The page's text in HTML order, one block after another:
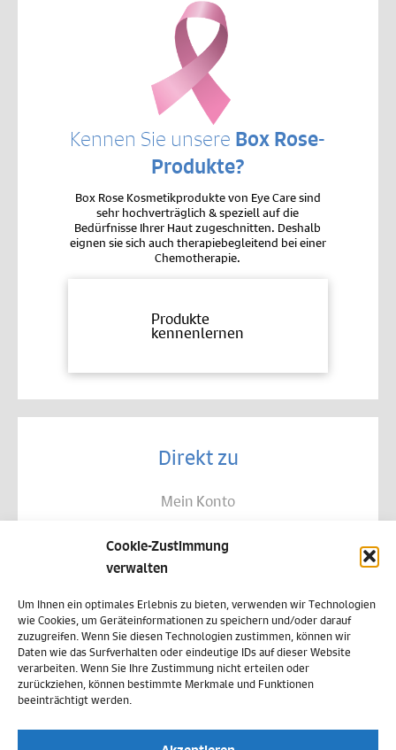
Cookie-Zustimmung
verwalten
Um Ihnen ein optimales Erlebnis zu bieten, verwenden wir Technologien
wie Cookies, um Geräteinformationen zu speichern und/oder darauf
zuzugreifen. Wenn Sie diesen Technologien zustimmen, können wir
Daten wie das Surfverhalten oder eindeutige IDs auf dieser Website
verarbeiten. Wenn Sie Ihre Zustimmung nicht erteilen oder
zurückziehen, können bestimmte Merkmale und Funktionen
beeinträchtigt werden.
Kennen Sie unsere Box Rose-
Produkte?
Box Rose Kosmetikprodukte von Eye Care sind
sehr hochverträglich & speziell auf die
Bedürfnisse Ihrer Haut zugeschnitten. Deshalb
eignen sie sich auch therapiebegleitend bei einer
Chemotherapie.
Produkte
kennenlernen
Direkt zu
Mein Konto
Allgemeine Geschäftsbedingungen
Datenschutz
Widerruf
Zahlungsweisen
Versand & Lieferung